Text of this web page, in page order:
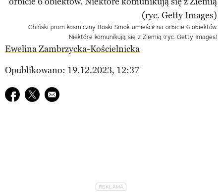
Chiński prom kosmiczny Boski Smok umieścił na orbicie 6 obiektów.
Niektóre komunikują się z Ziemią (ryc. Getty Images)
Ewelina Zambrzycka-Kościelnicka
Opublikowano: 19.12.2023, 12:37
Udostępnij na facebook
Udostępnij na twitter
E-mail do przyjaciela